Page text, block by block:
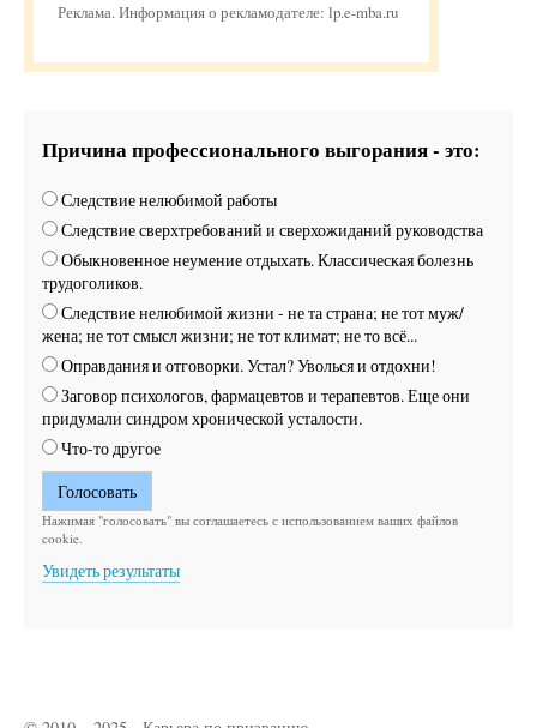
Реклама. Информация о рекламодателе: lp.e-mba.ru
Причина профессионального выгорания - это:
Следствие нелюбимой работы
Следствие сверхтребований и сверхожиданий руководства
Обыкновенное неумение отдыхать. Классическая болезнь
трудоголиков.
Следствие нелюбимой жизни - не та страна; не тот муж/
жена; не тот смысл жизни; не тот климат; не то всё...
Оправдания и отговорки. Устал? Уволься и отдохни!
Заговор психологов, фармацевтов и терапевтов. Еще они
придумали синдром хронической усталости.
Что-то другое
Нажимая "голосовать" вы соглашаетесь с использованием ваших файлов
cookie.
Увидеть результаты